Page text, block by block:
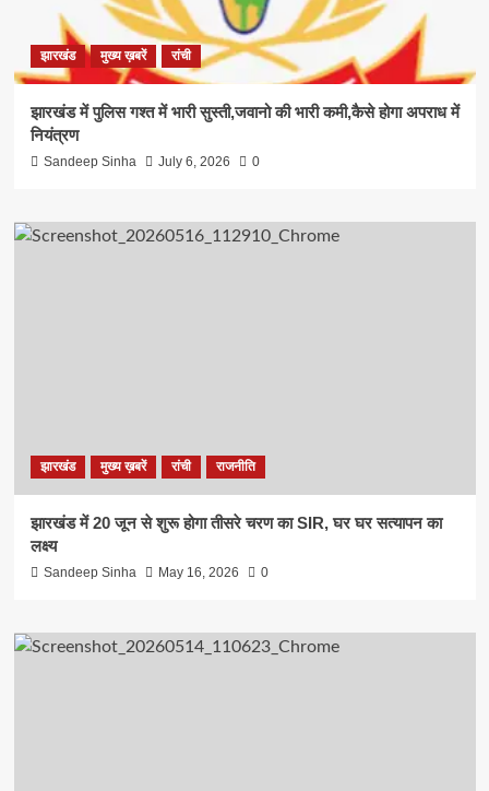
झारखंड मुख्य ख़बरें रांची
झारखंड में पुलिस गश्त में भारी सुस्ती,जवानो की भारी कमी,कैसे होगा अपराध में
नियंत्रण
Sandeep Sinha July 6, 2026 0
झारखंड मुख्य ख़बरें रांची राजनीति
झारखंड में 20 जून से शुरू होगा तीसरे चरण का SIR, घर घर सत्यापन का
लक्ष्य
Sandeep Sinha May 16, 2026 0